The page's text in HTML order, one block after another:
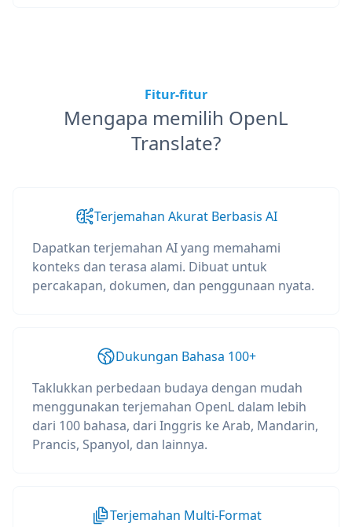
Fitur-fitur
Mengapa memilih OpenL
Translate?
Terjemahan Akurat Berbasis AI
Dapatkan terjemahan AI yang memahami
konteks dan terasa alami. Dibuat untuk
percakapan, dokumen, dan penggunaan nyata.
Dukungan Bahasa 100+
Taklukkan perbedaan budaya dengan mudah
menggunakan terjemahan OpenL dalam lebih
dari 100 bahasa, dari Inggris ke Arab, Mandarin,
Prancis, Spanyol, dan lainnya.
Terjemahan Multi-Format